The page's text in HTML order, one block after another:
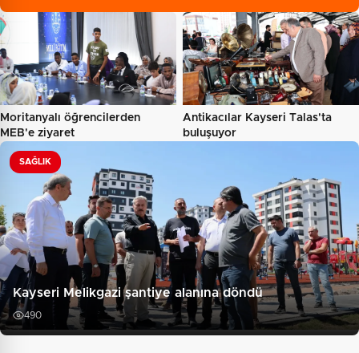
Moritanyalı öğrencilerden
MEB'e ziyaret
Antikacılar Kayseri Talas'ta
buluşuyor
SAĞLIK
Kayseri Melikgazi şantiye alanına döndü
490